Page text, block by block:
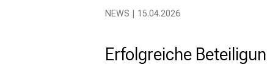
NEWS | 15.04.2026
Erfolgreiche